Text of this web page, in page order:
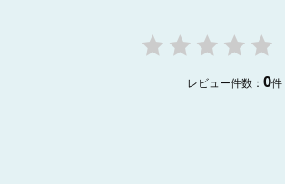
レビュー件数： 0件